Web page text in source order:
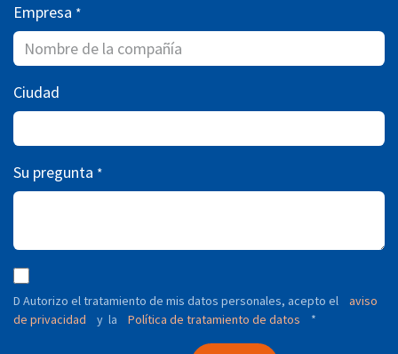
Empresa *
Ciudad
Su pregunta *
D Autorizo ​​el tratamiento de mis datos personales, acepto el
aviso
de privacidad
y la Política de tratamiento de datos *